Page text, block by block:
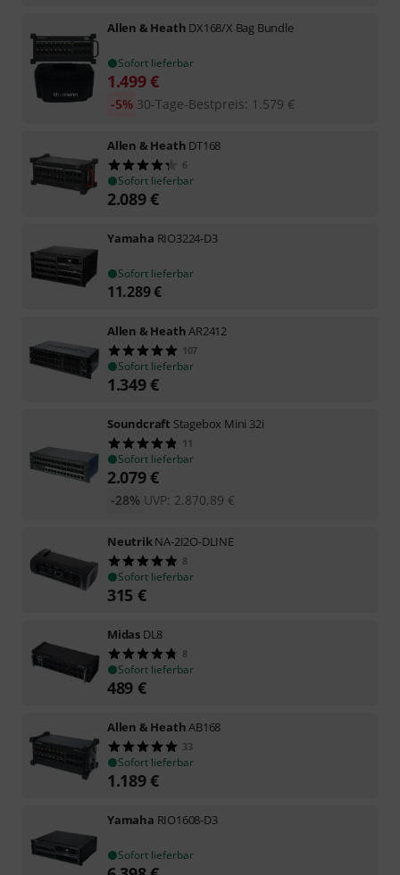
Allen & Heath DX168/X Bag Bundle
Sofort lieferbar
1.499€
30-Tage-Bestpreis: 1.579 €
-5%
Allen & Heath DT168
6
Sofort lieferbar
2.089€
Yamaha RIO3224-D3
Sofort lieferbar
11.289€
Allen & HeathAR2412
107
Sofort lieferbar
1.349€
Soundcraft Stagebox Mini 32i
11
Sofort lieferbar
2.079€
UVP: 2.870,89 €
-28%
NeutrikNA-2I2O-DLINE
8
Sofort lieferbar
315 €
Midas DL8
8
Sofort lieferbar
489 €
Allen & HeathAB168
33
Sofort lieferbar
1.189€
Yamaha RIO1608-D3
Sofort lieferbar